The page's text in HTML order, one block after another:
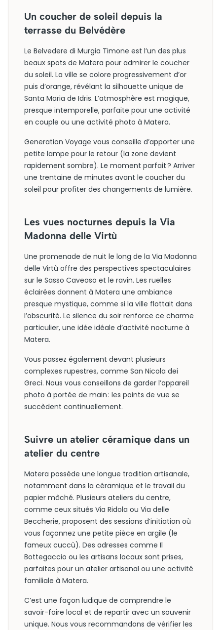
Un coucher de soleil depuis la
terrasse du Belvédère
Le Belvedere di Murgia Timone est l’un des plus
beaux spots de Matera pour admirer le coucher
du soleil. La ville se colore progressivement d’or
puis d’orange, révélant la silhouette unique de
Santa Maria de Idris. L’atmosphère est magique,
presque intemporelle, parfaite pour une activité
en couple ou une activité photo à Matera.
Generation Voyage vous conseille d’apporter une
petite lampe pour le retour (la zone devient
rapidement sombre). Le moment parfait ? Arriver
une trentaine de minutes avant le coucher du
soleil pour profiter des changements de lumière.
Les vues nocturnes depuis la Via
Madonna delle Virtù
Une promenade de nuit le long de la Via Madonna
delle Virtù offre des perspectives spectaculaires
sur le Sasso Caveoso et le ravin. Les ruelles
éclairées donnent à Matera une ambiance
presque mystique, comme si la ville flottait dans
l’obscurité. Le silence du soir renforce ce charme
particulier, une idée idéale d’activité nocturne à
Matera.
Vous passez également devant plusieurs
complexes rupestres, comme San Nicola dei
Greci. Nous vous conseillons de garder l’appareil
photo à portée de main : les points de vue se
succèdent continuellement.
Suivre un atelier céramique dans un
atelier du centre
Matera possède une longue tradition artisanale,
notamment dans la céramique et le travail du
papier mâché. Plusieurs ateliers du centre,
comme ceux situés Via Ridola ou Via delle
Beccherie, proposent des sessions d’initiation où
vous façonnez une petite pièce en argile (le
fameux cuccù). Des adresses comme Il
Bottegaccio ou les artisans locaux sont prises,
parfaites pour un atelier artisanal ou une activité
familiale à Matera.
C’est une façon ludique de comprendre le
savoir-faire local et de repartir avec un souvenir
unique. Nous vous recommandons de vérifier les